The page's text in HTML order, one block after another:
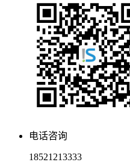
电话咨询
18521213333